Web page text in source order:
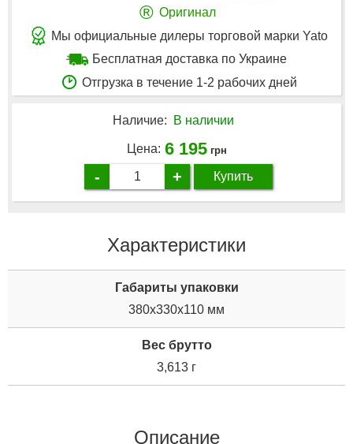
® Оригинал
Мы официальные дилеры торговой марки Yato
Бесплатная доставка по Украине
Отгрузка в течение 1-2 рабочих дней
Наличие: В наличии
Цена: 6 195 грн
- + Купить
Характеристики
Габариты упаковки
380x330x110 мм
Вес брутто
3,613 г
Описание